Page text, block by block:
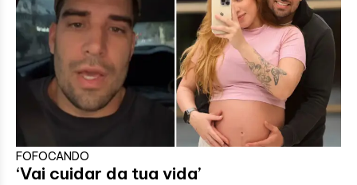
FOFOCANDO
‘Vai cuidar da tua vida’